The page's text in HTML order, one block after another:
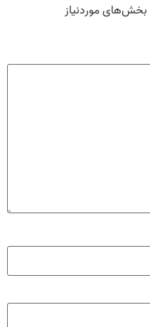
بخش‌های موردنیاز